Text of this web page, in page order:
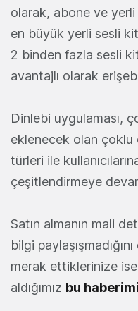
olarak, abone ve yerli
en büyük yerli sesli
2 binden fazla sesli
avantajlı olarak
Dinlebi uygulaması,
eklenecek olan çoklu
türleri ile
çeşitlendirmeye
Satın almanın mali
bilgi
merak ettiklerinize
aldığımız bu